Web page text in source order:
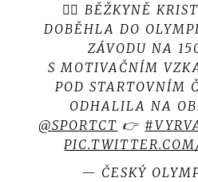
🏃‍♀️ BĚŽKYNĚ
DOBĚHLA DO
ZÁVODU NA
S MOTIVAČNÍM
POD STARTOVNÍM
ODHALILA NA
@SPORTCT 👉
— ČESKÝ